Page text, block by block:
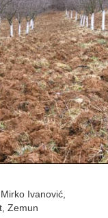
Ivanović,
Zemun